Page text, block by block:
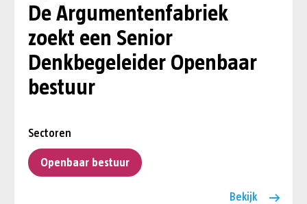
De Argumentenfabriek
zoekt een Senior
Denkbegeleider Openbaar
bestuur
Sectoren
Openbaar bestuur
Bekijk